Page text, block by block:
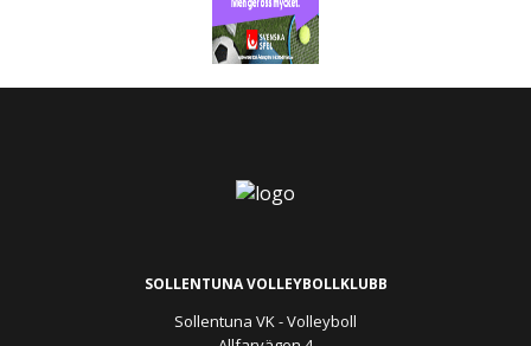
SOLLENTUNA VOLLEYBOLLKLUBB
Sollentuna VK - Volleyboll